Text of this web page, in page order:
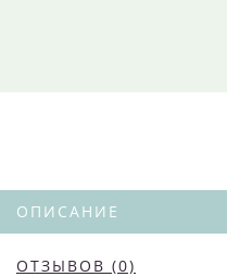
ОПИСАНИЕ
ОТЗЫВОВ (0)